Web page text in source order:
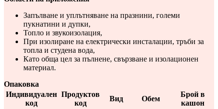
Запълване и уплътняване на празнини, големи
пукнатини и дупки,
Топло и звукоизолация,
При изолиране на електрически инсталации, тръби за
топла и студена вода,
Като обща цел за пълнене, свързване и изолационен
материал.
Опаковка
Индивидуален
код
Продуктов
код
Вид Обем
Брой в
кашон